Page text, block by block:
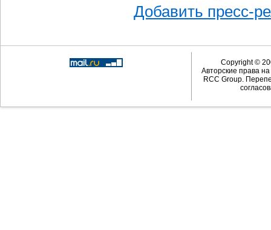
Добавить пресс-
Copyright ©
Авторские права
RCC Group.